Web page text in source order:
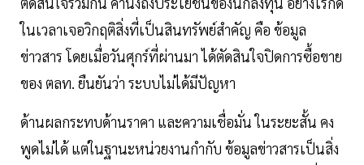
ในเวลาเจอวิกฤติสิ่งที่เป็นสินทรัพย์สำคัญ คือ ข้อมูล
ข่าวสาร โดยเมื่อวันศุกร์ที่ผ่านมา ได้ตัดสินใจปิดการซื้อขาย
ของ ตลท. ยืนยันว่า ระบบไม่ได้มีปัญหา
ด้านผลกระทบด้านราคา และความเชื่อมั่น ในระยะสั้น คง
พูดไม่ได้ แต่ในฐานะหน่วยงานกำกับ ข้อมูลข่าวสารเป็นสิ่ง